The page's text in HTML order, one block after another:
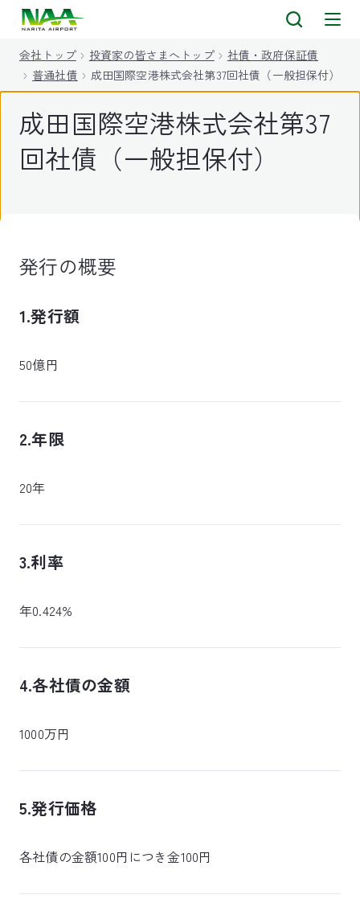
会社トップ 投資家の皆さまへトップ
社債・政府保証債
普通社債
成田国際空港株式会社第37回社債（一般担保付）
成田国際空港株式会社第37
回社債（一般担保付）
発行の概要
1.発行額
50億円
2.年限
20年
3.利率
年0.424%
4.各社債の金額
1000万円
5.発行価格
各社債の金額100円につき金100円